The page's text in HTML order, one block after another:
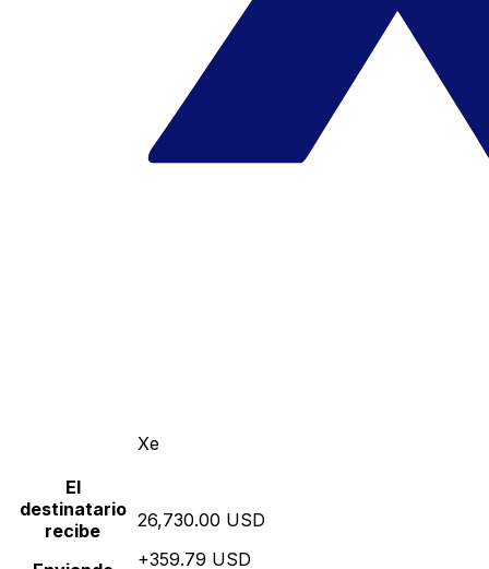
Xe
El
destinatario
recibe
26,730.00 USD
+359.79 USD